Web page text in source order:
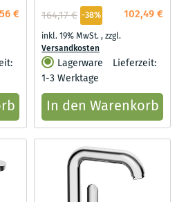
€ 102,49 €
164,17 € -38%
inkl. 19% MwSt.,zzgl.
Versandkosten
Lagerware
Lieferzeit:
1-3 Werktage
In den Warenkorb